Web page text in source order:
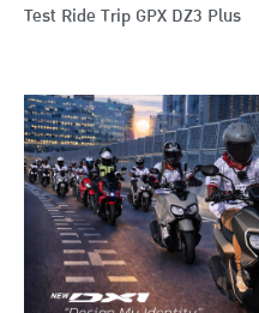
Test Ride Trip GPX DZ3 Plus